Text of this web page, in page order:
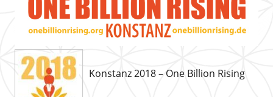
Konstanz 2018 – One Billion Rising